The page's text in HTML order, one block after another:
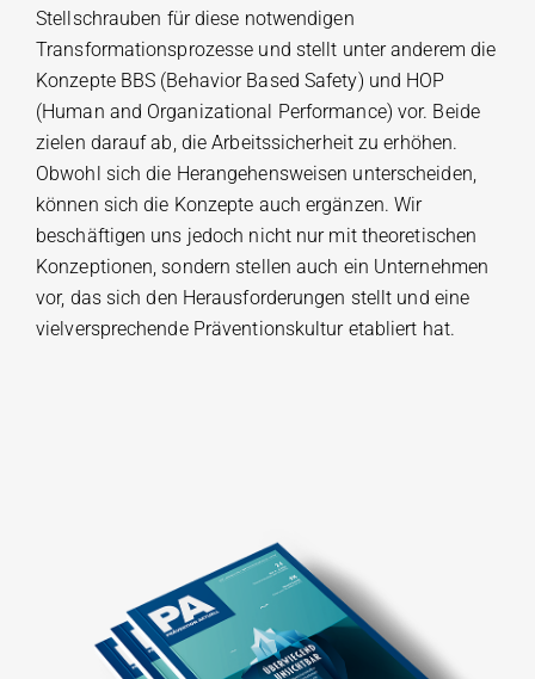
Stellschrauben für diese notwendigen
Transformationsprozesse und stellt unter anderem die
Konzepte BBS (Behavior Based Safety) und HOP
(Human and Organizational Performance) vor. Beide
zielen darauf ab, die Arbeitssicherheit zu erhöhen.
Obwohl sich die Herangehensweisen unterscheiden,
können sich die Konzepte auch ergänzen. Wir
beschäftigen uns jedoch nicht nur mit theoretischen
Konzeptionen, sondern stellen auch ein Unternehmen
vor, das sich den Herausforderungen stellt und eine
vielversprechende Präventionskultur etabliert hat.